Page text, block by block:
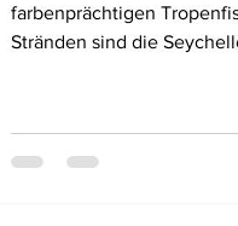
farbenprächtigen
Stränden sind die